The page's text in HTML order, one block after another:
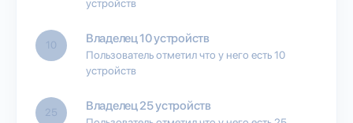
устройств
10 Владелец 10 устройств
Пользователь отметил что у него есть 10
устройств
25 Владелец 25 устройств